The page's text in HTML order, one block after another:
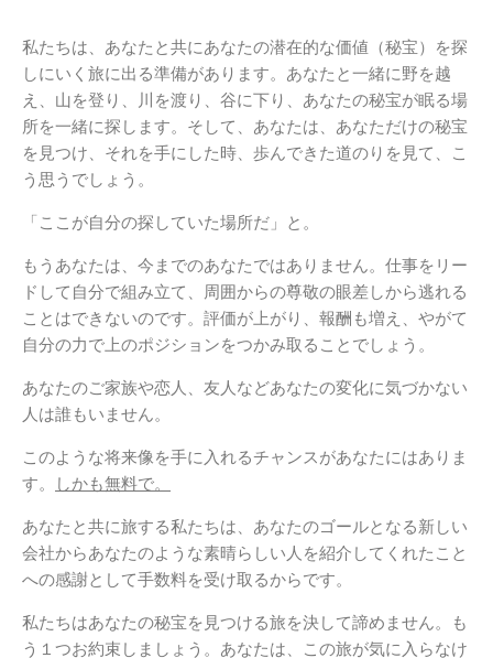
私たちは、あなたと共にあなたの潜在的な価値（秘宝）を探
しにいく旅に出る準備があります。あなたと一緒に野を越
え、山を登り、川を渡り、谷に下り、あなたの秘宝が眠る場
所を一緒に探します。そして、あなたは、あなただけの秘宝
を見つけ、それを手にした時、歩んできた道のりを見て、こ
う思うでしょう。
「ここが自分の探していた場所だ」と。
もうあなたは、今までのあなたではありません。仕事をリー
ドして自分で組み立て、周囲からの尊敬の眼差しから逃れる
ことはできないのです。評価が上がり、報酬も増え、やがて
自分の力で上のポジションをつかみ取ることでしょう。
あなたのご家族や恋人、友人などあなたの変化に気づかない
人は誰もいません。
このような将来像を手に入れるチャンスがあなたにはありま
す。
しかも無料で。
あなたと共に旅する私たちは、あなたのゴールとなる新しい
会社からあなたのような素晴らしい人を紹介してくれたこと
への感謝として手数料を受け取るからです。
私たちはあなたの秘宝を見つける旅を決して諦めません。も
う１つお約束しましょう。あなたは、この旅が気に入らなけ